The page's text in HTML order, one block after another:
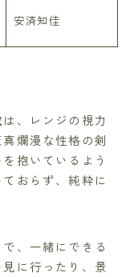
安済知佳
は、レンジの視力
爛漫な性格の剣
抱いているよう
おらず、純粋に
、一緒にできる
に行ったり、景